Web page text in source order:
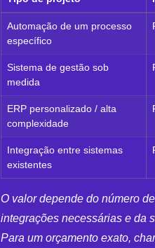
Automação de um processo
específico
Sistema de gestão sob
medida
ERP personalizado / alta
complexidade
Integração entre sistemas
existentes
O valor depende do número
integrações necessárias e da
Para um orçamento exato,